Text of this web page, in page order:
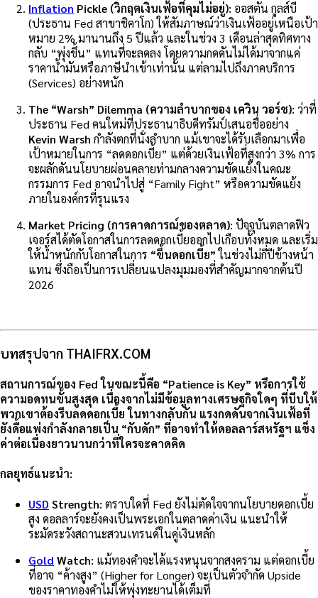
Inflation Pickle (วิกฤตเงินเฟ้อที่คุมไม่อยู่): ออสตัน กูลส์บี
(ประธาน Fed สาขาชิคาโก) ให้สัมภาษณ์ว่าเงินเฟ้ออยู่เหนือเป้า
หมาย 2% มานานถึง 5 ปีแล้ว และในช่วง 3 เดือนล่าสุดทิศทาง
กลับ “พุ่งขึ้น” แทนที่จะลดลง โดยความกดดันไม่ได้มาจากแค่
ราคาน้ำมันหรือภาษีนำเข้าเท่านั้น แต่ลามไปถึงภาคบริการ
(Services) อย่างหนัก
The “Warsh” Dilemma (ความลำบากของ เควิน วอร์ช): ว่าที่
ประธาน Fed คนใหม่ที่ประธานาธิบดีทรัมป์เสนอชื่ออย่าง
Kevin Warsh กำลังตกที่นั่งลำบาก แม้เขาจะได้รับเลือกมาเพื่อ
เป้าหมายในการ “ลดดอกเบี้ย” แต่ด้วยเงินเฟ้อที่สูงกว่า 3% การ
จะผลักดันนโยบายผ่อนคลายท่ามกลางความขัดแย้งในคณะ
กรรมการ Fed อาจนำไปสู่ “Family Fight” หรือความขัดแย้ง
ภายในองค์กรที่รุนแรง
Market Pricing (การคาดการณ์ของตลาด): ปัจจุบันตลาดฟิว
เจอร์สได้ตัดโอกาสในการลดดอกเบี้ยออกไปเกือบทั้งหมด และเริ่ม
ให้น้ำหนักกับโอกาสในการ “ขึ้นดอกเบี้ย”ในช่วงไม่กี่ปีข้างหน้า
แทน ซึ่งถือเป็นการเปลี่ยนแปลงมุมมองที่สำคัญมากจากต้นปี
2026
บทสรุปจาก THAIFRX.COM
สถานการณ์ของ Fed ในขณะนี้คือ “Patience is Key” หรือการใช้
ความอดทนขั้นสูงสุด เนื่องจากไม่มีข้อมูลทางเศรษฐกิจใดๆ ที่บีบให้
พวกเขาต้องรีบลดดอกเบี้ย ในทางกลับกัน แรงกดดันจากเงินเฟ้อที่
ยังดื้อแพ่งกำลังกลายเป็น “กับดัก” ที่อาจทำให้ดอลลาร์สหรัฐฯ แข็ง
ค่าต่อเนื่องยาวนานกว่าที่ใครจะคาดคิด
กลยุทธ์แนะนำ:
USD Strength: ตราบใดที่ Fed ยังไม่ตัดใจจากนโยบายดอกเบี้ย
สูง ดอลลาร์จะยังคงเป็นพระเอกในตลาดค่าเงิน แนะนำให้
ระมัดระวังสถานะสวนเทรนด์ในคู่เงินหลัก
Gold Watch: แม้ทองคำจะได้แรงหนุนจากสงคราม แต่ดอกเบี้ย
ที่อาจ “ค้างสูง” (Higher for Longer) จะเป็นตัวจำกัด Upside
ของราคาทองคำไม่ให้พุ่งทะยานได้เต็มที่